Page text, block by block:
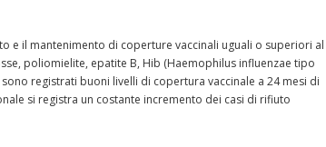
e il mantenimento di coperture vaccinali uguali o superiori al
poliomielite, epatite B, Hib (Haemophilus influenzae tipo
registrati buoni livelli di copertura vaccinale a 24 mesi di
si registra un costante incremento dei casi di rifiuto